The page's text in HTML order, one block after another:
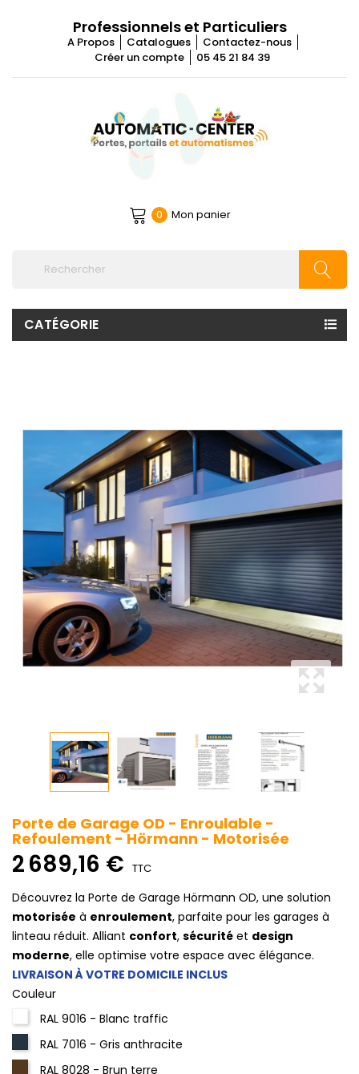
Professionnels et Particuliers
A Propos Catalogues
Contactez-nous
Créer un compte
05 45 21 84 39
0 Mon panier
CATÉGORIE
Porte de Garage OD - Enroulable -
Refoulement - Hörmann - Motorisée
2 689,16 € TTC
Découvrez la Porte de Garage Hörmann OD, une solution
motorisée à enroulement, parfaite pour les garages à
linteau réduit. Alliant confort, sécurité et design
moderne, elle optimise votre espace avec élégance.
LIVRAISON À VOTRE DOMICILE INCLUS
Couleur
RAL 9016 - Blanc traffic
RAL 7016 - Gris anthracite
RAL 8028 - Brun terre